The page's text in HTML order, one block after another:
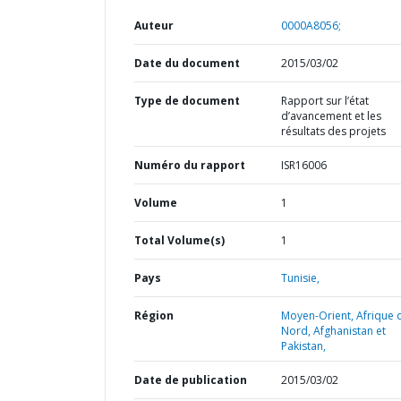
Auteur 0000A8056;
Date du document 2015/03/02
Type de document
Rapport sur l’état
d’avancement et les
résultats des projets
Numéro du rapport ISR16006
Volume 1
Total Volume(s) 1
Pays Tunisie,
Région
Moyen-Orient, Afrique
Nord, Afghanistan et
Pakistan,
Date de publication 2015/03/02